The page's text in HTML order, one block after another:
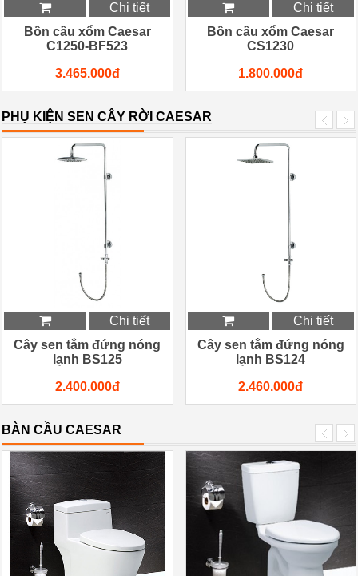
Chi tiết
Bồn cầu xổm Caesar
C1250-BF523
3.465.000đ
Chi tiết
Bồn cầu xổm Caesar
CS1230
1.800.000đ
PHỤ KIỆN SEN CÂY RỜI CAESAR
Chi tiết
Cây sen tắm đứng nóng
lạnh BS125
2.400.000đ
Chi tiết
Cây sen tắm đứng nóng
lạnh BS124
2.460.000đ
BÀN CẦU CAESAR